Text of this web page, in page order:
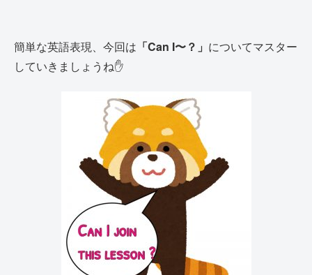
簡単な英語表現、今回は 「Can I〜？」 についてマスター
していきましょうね✋